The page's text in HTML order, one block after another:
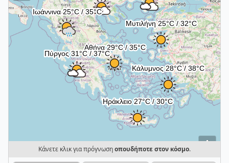
i
Κάνετε κλικ για πρόγνωσηοπουδήποτε στον κόσμο.